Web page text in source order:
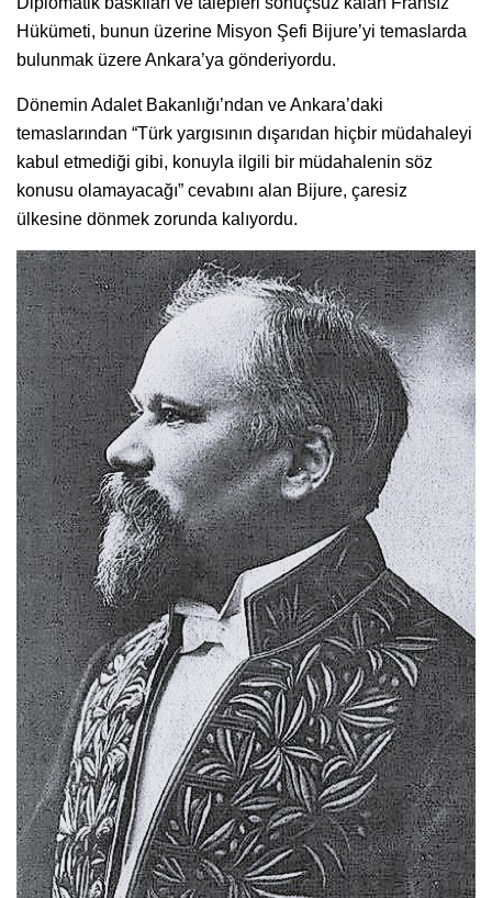
Hükümeti, bunun üzerine Misyon Şefi Bijure’yi temaslarda
bulunmak üzere Ankara’ya gönderiyordu.
Dönemin Adalet Bakanlığı’ndan ve Ankara’daki
temaslarından “Türk yargısının dışarıdan hiçbir müdahaleyi
kabul etmediği gibi, konuyla ilgili bir müdahalenin söz
konusu olamayacağı” cevabını alan Bijure, çaresiz
ülkesine dönmek zorunda kalıyordu.